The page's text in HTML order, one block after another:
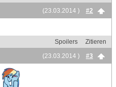
(23.03.2014 )
#2
Spoilers
Zitieren
(23.03.2014 )
#3